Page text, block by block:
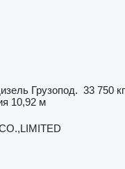
Грузопод. 33 750 кг
10,92 м